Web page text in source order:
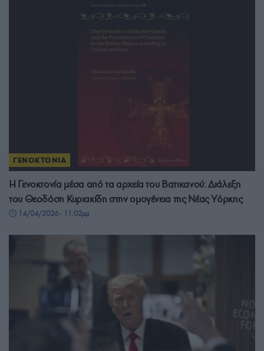
ΓΕΝΟΚΤΟΝΙΑ
Η Γενοκτονία μέσα από τα αρχεία του Βατικανού: Διάλεξη
του Θεοδόση Κυριακίδη στην ομογένεια της Νέας Υόρκης
14/04/2026 - 11:02μμ